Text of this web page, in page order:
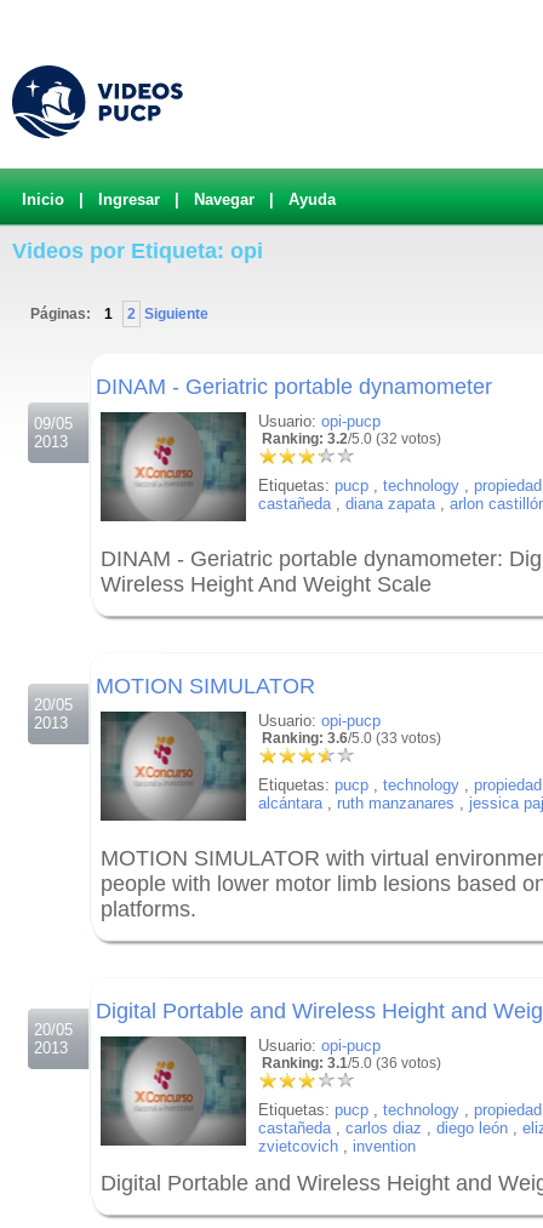
Inicio Ingresar Navegar Ayuda
Videos por Etiqueta: opi
Páginas: 1 2 Siguiente
09/05
2013
DINAM - Geriatric portable dynamometer
Usuario: opi-pucp
Ranking: 3.2/5.0 (32 votos)
Etiquetas: pucp , technology ,
castañeda, diana zapata, arlon
DINAM - Geriatric portable dynamometer:
Wireless Height And Weight Scale
20/05
2013
MOTION SIMULATOR
Usuario: opi-pucp
Ranking: 3.6/5.0 (33 votos)
Etiquetas: pucp , technology ,
alcántara, ruth manzanares , jessica
MOTION SIMULATOR with virtual
people with lower motor limb lesions based
platforms.
20/05
2013
Digital Portable and Wireless Height and
Usuario: opi-pucp
Ranking: 3.1/5.0 (36 votos)
Etiquetas: pucp , technology ,
castañeda, carlos diaz , diego león ,
zvietcovich , invention
Digital Portable and Wireless Height and